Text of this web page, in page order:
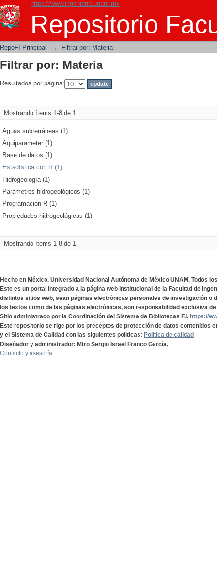
https://www.ingenieria.unam.mx
Repositorio
Filtrar por: Materia
RepoFI Principal → Filtrar por: Materia
Filtrar por: Materia
Resultados por página:
Mostrando ítems 1-8 de 1
Aguas subterráneas (1)
Aquiparameter (1)
Base de datos (1)
Estadística con R (1)
Hidrogeología (1)
Parámetros hidrogeológicos (1)
Programación R (1)
Propiedades hidrogeológicas (1)
Mostrando ítems 1-8 de 1
Hecho en México. Universidad Nacional Autónoma de México UNAM. Todos
Este es un portal integrado a la página web institucional de la Facultad de
distintos sitios web, sean páginas electrónicas personales de investigación o
los textos como de las páginas electrónicas, son responsabilidad exclusiva
Sitio administrado por la Coordinación del Sistema de Bibliotecas F.I. https://
Este repositorio se rige por los preceptos de protección de datos contenidos
y el Sistema de Calidad con las siguientes políticas: Política de calidad
Diseñador y administrador: Mtro Sergio Israel Franco García.
Contacto y asesoría